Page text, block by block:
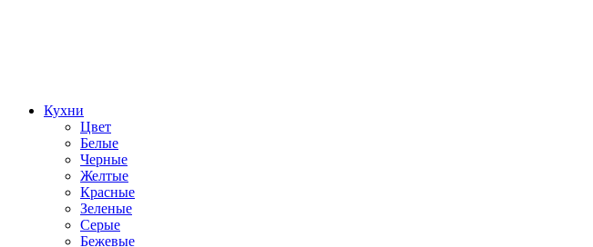
Кухни
Цвет
Белые
Черные
Желтые
Красные
Зеленые
Серые
Бежевые